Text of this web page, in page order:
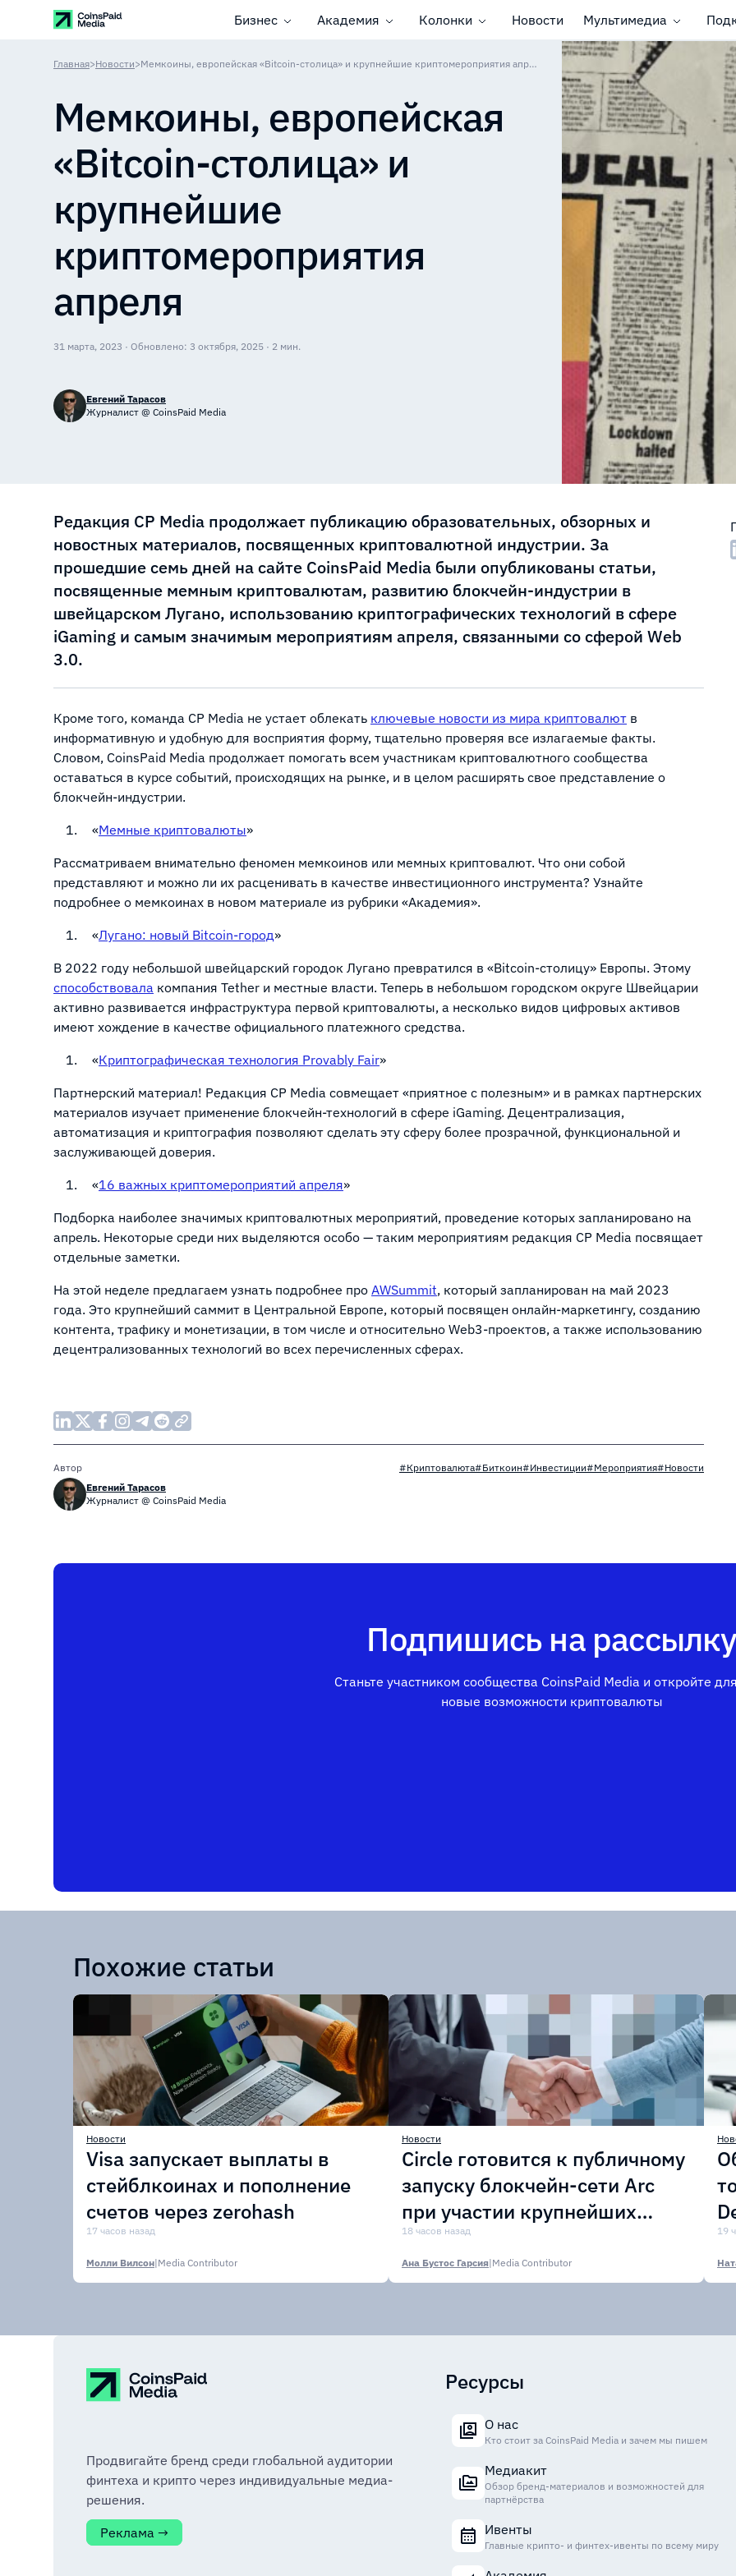
Бизнес Академия Колонки Новости Мультимедиа
Главная>Новости> Мемкоины, европейская «Bitcoin-столица» и крупнейшие криптомероприятия апреля
Мемкоины, европейская
«Bitcoin-столица» и
крупнейшие
криптомероприятия
апреля
31 марта, 2023 · Обновлено: 3 октября, 2025 · 2 мин.
Евгений Тарасов
Журналист @ CoinsPaid Media
Редакция CP Media продолжает публикацию образовательных, обзорных и
новостных материалов, посвященных криптовалютной индустрии. За
прошедшие семь дней на сайте CoinsPaid Media были опубликованы статьи,
посвященные мемным криптовалютам, развитию блокчейн-индустрии в
швейцарском Лугано, использованию криптографических технологий в сфере
iGaming и самым значимым мероприятиям апреля, связанными со сферой Web
3.0.
Кроме того, команда CP Media не устает облекать ключевые новости из мира криптовалют в
информативную и удобную для восприятия форму, тщательно проверяя все излагаемые факты.
Словом, CoinsPaid Media продолжает помогать всем участникам криптовалютного сообщества
оставаться в курсе событий, происходящих на рынке, и в целом расширять свое представление о
блокчейн-индустрии.
«Мемные криптовалюты»
Рассматриваем внимательно феномен мемкоинов или мемных криптовалют. Что они собой
представляют и можно ли их расценивать в качестве инвестиционного инструмента? Узнайте
подробнее о мемкоинах в новом материале из рубрики «Академия».
«Лугано: новый Bitcoin-город»
В 2022 году небольшой швейцарский городок Лугано превратился в «Bitcoin-столицу» Европы. Этому
способствовала компания Tether и местные власти. Теперь в небольшом городском округе Швейцарии
активно развивается инфраструктура первой криптовалюты, а несколько видов цифровых активов
имеют хождение в качестве официального платежного средства.
«Криптографическая технология Provably Fair»
Партнерский материал! Редакция CP Media совмещает «приятное с полезным» и в рамках партнерских
материалов изучает применение блокчейн-технологий в сфере iGaming. Децентрализация,
автоматизация и криптография позволяют сделать эту сферу более прозрачной, функциональной и
заслуживающей доверия.
«16 важных криптомероприятий апреля»
Подборка наиболее значимых криптовалютных мероприятий, проведение которых запланировано на
апрель. Некоторые среди них выделяются особо — таким мероприятиям редакция CP Media посвящает
отдельные заметки.
На этой неделе предлагаем узнать подробнее про AWSummit, который запланирован на май 2023
года. Это крупнейший саммит в Центральной Европе, который посвящен онлайн-маркетингу, созданию
контента, трафику и монетизации, в том числе и относительно Web3-проектов, а также использованию
децентрализованных технологий во всех перечисленных сферах.
Автор
Евгений Тарасов
Журналист @ CoinsPaid Media
#Криптовалюта#Биткоин#Инвестиции#Мероприятия#Новости
Подпишись на рассылку
Станьте участником сообщества CoinsPaid Media и откройте
новые возможности криптовалюты
Похожие статьи
Новости
Visa запускает выплаты в
стейблкоинах и пополнение
счетов через zerohash
17 часов назад
Молли Вилсон|Media Contributor
Новости
Circle готовится к публичному
запуску блокчейн-сети Arc
при участии крупнейших
финансовых организаций
18 часов назад
Ана Бустос Гарсия|Media Contributor
19
Продвигайте бренд среди глобальной аудитории
финтеха и крипто через индивидуальные медиа-
решения.
Реклама →
Ресурсы
О нас
Кто стоит за CoinsPaid Media и зачем мы пишем
Медиакит
Обзор бренд-материалов и возможностей для
партнёрства
Ивенты
Главные крипто- и финтех-ивенты по всему миру